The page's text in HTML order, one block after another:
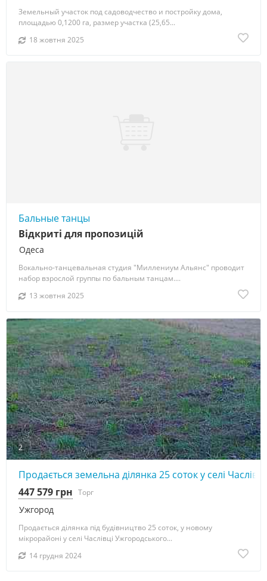
Земельный участок под садоводчество и постройку дома,
площадью 0,1200 га, размер участка (25,65...
18 жовтня 2025
Бальные танцы
Одеса
Відкриті для пропозицій
Вокально-танцевальная студия "Миллениум Альянс" проводит
набор взрослой группы по бальным танцам....
13 жовтня 2025
2
Продається земельна ділянка 25 соток у селі Часлівці
Ужгород
447 579 грн Торг
Продається ділянка під будівництво 25 соток, у новому
мікрорайоні у селі Часлівці Ужгородського...
14 грудня 2024